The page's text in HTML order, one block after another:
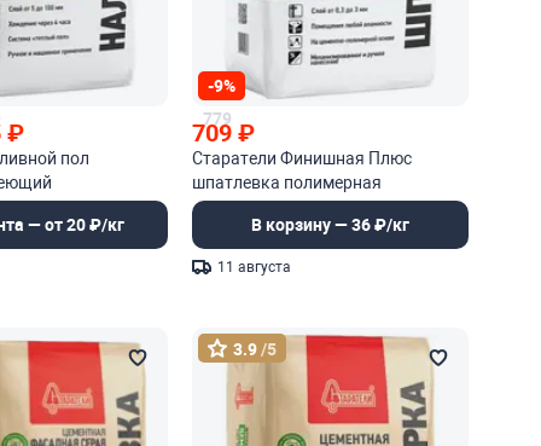
₽
пол
— от 20 ₽/кг
-9%
779
709₽
Старатели Финишная Плюс
шпатлевка полимерная
влагостойкая
В корзину — 36 ₽/кг
11 августа
3.9/5